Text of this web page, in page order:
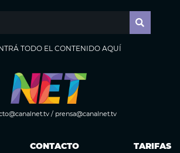
TODO EL CONTENIDO AQUÍ
/ prensa@canalnet.tv
CONTACTO TARIFAS